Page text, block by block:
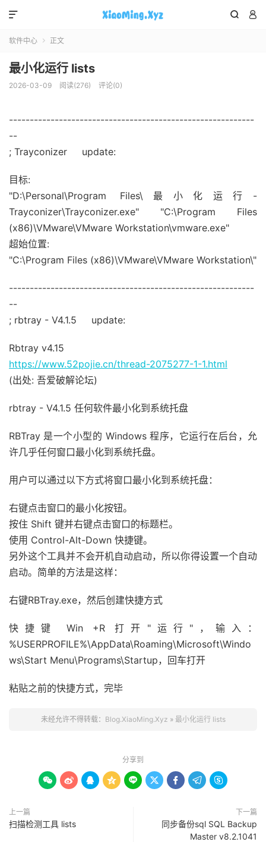
 

软件中心  正文
最小化运行 lists
2026-03-09 阅读(276) 评论(0)
-----------------------------------------------------------
--
; Trayconizer update:
目标:
"D:\Personal\Program Files\最小化运行-
Trayconizer\Trayconizer.exe" "C:\Program Files
(x86)\VMware\VMware Workstation\vmware.exe"
超始位置:
"C:\Program Files (x86)\VMware\VMware Workstation\"
-----------------------------------------------------------
--
; rbtray - V4.1.5 update:
Rbtray v4.15
https://www.52pojie.cn/thread-2075277-1-1.html
(出处: 吾爱破解论坛)
rbtray - V4.1.5 任何软件最小化到系统托盘
RBTray 是一个小型的 Windows 程序，它运行在后台，允
许几乎任何窗口最小化到系统托盘。
用户可以通过以下方式将窗口最小化到系统托盘：
右键点击窗口的最小化按钮。
按住 Shift 键并右键点击窗口的标题栏。
使用 Control-Alt-Down 快捷键。
另外这个工具并不会开机自动启动，所以你得设置一个自动
启动。简单的方法是这样：
右键RBTray.exe，然后创建快捷方式
快捷键 Win +R 打开"运行"，输入：
%USERPROFILE%\AppData\Roaming\Microsoft\Windo
ws\Start Menu\Programs\Startup，回车打开
粘贴之前的快捷方式，完毕
未经允许不得转载： Blog.XiaoMing.Xyz » 最小化运行 lists
分享到
        
上一篇
扫描检测工具 lists
下一篇
同步备份sql SQL Backup
Master v8.2.1041